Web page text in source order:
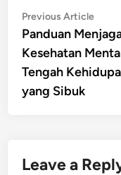
Post
navigation
Previous Article
Panduan
Kesehatan
Tengah
yang Sibuk
Leave a